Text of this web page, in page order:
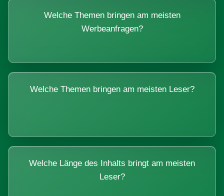
Welche Themen bringen am meisten
Werbeanfragen?
Welche Themen bringen am meisten Leser?
Welche Länge des Inhalts bringt am meisten
Leser?